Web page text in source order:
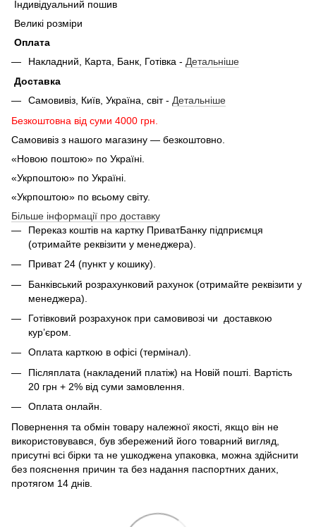
Індивідуальний пошив
Великі розміри
Оплата
Накладний, Карта, Банк, Готівка - Детальніше
Доставка
Самовивіз, Київ, Україна, світ - Детальніше
Безкоштовна від суми 4000 грн.
Самовивіз з нашого магазину — безкоштовно.
«Новою поштою» по Україні.
«Укрпоштою» по Україні.
«Укрпоштою» по всьому світу.
Більше інформації про доставку
Переказ коштів на картку ПриватБанку підприємця
(отримайте реквізити у менеджера).
Приват 24 (пункт у кошику).
Банківський розрахунковий рахунок (отримайте реквізити у
менеджера).
Готівковий розрахунок при самовивозі чи доставкою
кур’єром.
Оплата карткою в офісі (термінал).
Післяплата (накладений платіж) на Новій пошті. Вартість
20 грн + 2% від суми замовлення.
Оплата онлайн.
Повернення та обмін товару належної якості, якщо він не
використовувався, був збережений його товарний вигляд,
присутні всі бірки та не ушкоджена упаковка, можна здійснити
без пояснення причин та без надання паспортних даних,
протягом 14 днів.